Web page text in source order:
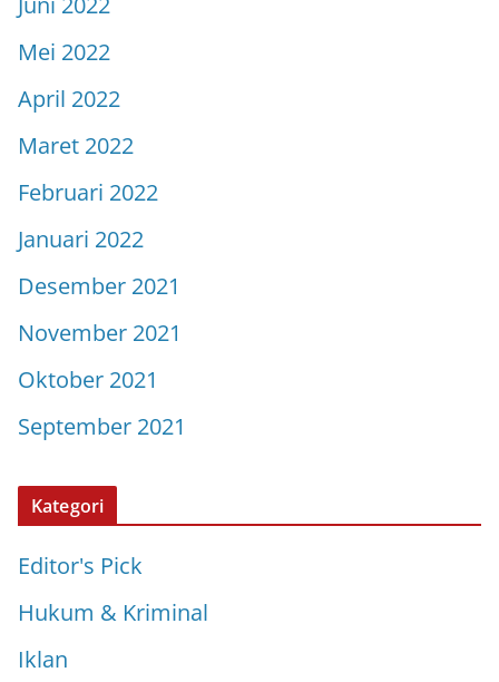
Mei 2022
April 2022
Maret 2022
Februari 2022
Januari 2022
Desember 2021
November 2021
Oktober 2021
September 2021
Kategori
Editor's Pick
Hukum & Kriminal
Iklan